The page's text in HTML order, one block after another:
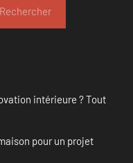
Rechercher
intérieure ? Tout
pour un projet